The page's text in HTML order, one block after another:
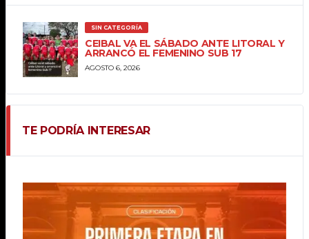
SIN CATEGORÍA
CEIBAL VA EL SÁBADO ANTE LITORAL Y
ARRANCÓ EL FEMENINO SUB 17
AGOSTO 6, 2026
TE PODRÍA INTERESAR